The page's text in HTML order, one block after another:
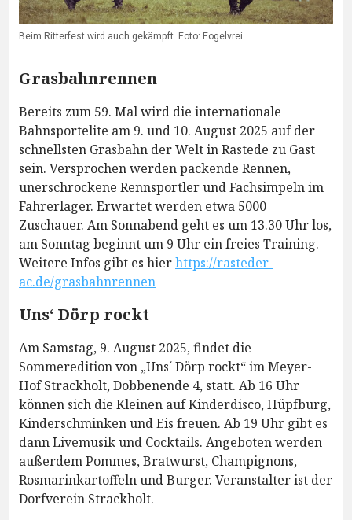
Beim Ritterfest wird auch gekämpft. Foto: Fogelvrei
Grasbahnrennen
Bereits zum 59. Mal wird die internationale
Bahnsportelite am 9. und 10. August 2025 auf der
schnellsten Grasbahn der Welt in Rastede zu Gast
sein. Versprochen werden packende Rennen,
unerschrockene Rennsportler und Fachsimpeln im
Fahrerlager. Erwartet werden etwa 5000
Zuschauer. Am Sonnabend geht es um 13.30 Uhr los,
am Sonntag beginnt um 9 Uhr ein freies Training.
Weitere Infos gibt es hierhttps://rasteder-
ac.de/grasbahnrennen
Uns‘ Dörp rockt
Am Samstag, 9. August 2025, findet die
Sommeredition von „Uns´ Dörp rockt“ im Meyer-
Hof Strackholt, Dobbenende 4, statt. Ab 16 Uhr
können sich die Kleinen auf Kinderdisco, Hüpfburg,
Kinderschminken und Eis freuen. Ab 19 Uhr gibt es
dann Livemusik und Cocktails. Angeboten werden
außerdem Pommes, Bratwurst, Champignons,
Rosmarinkartoffeln und Burger. Veranstalter ist der
Dorfverein Strackholt.